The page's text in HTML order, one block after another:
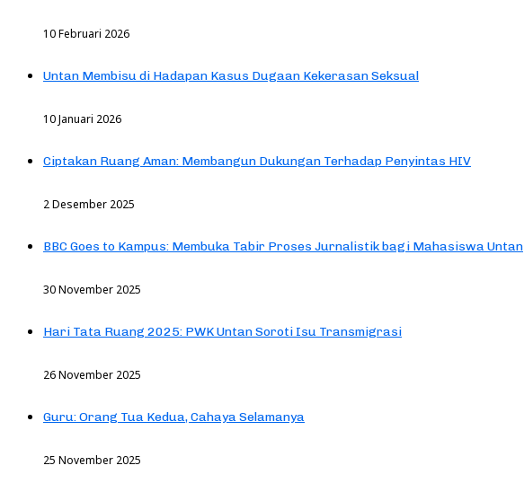
10 Februari 2026
Untan Membisu di Hadapan Kasus Dugaan Kekerasan Seksual
10 Januari 2026
Ciptakan Ruang Aman: Membangun Dukungan Terhadap Penyintas HIV
2 Desember 2025
BBC Goes to Kampus: Membuka Tabir Proses Jurnalistik bagi Mahasiswa Untan
30 November 2025
Hari Tata Ruang 2025: PWK Untan Soroti Isu Transmigrasi
26 November 2025
Guru: Orang Tua Kedua, Cahaya Selamanya
25 November 2025